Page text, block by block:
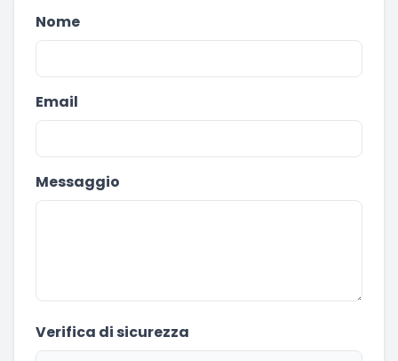
Nome
Email
Messaggio
Verifica di sicurezza